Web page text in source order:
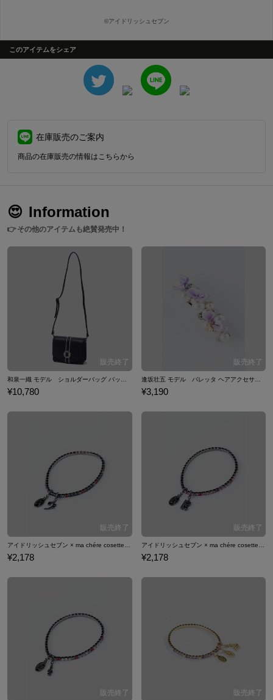
©アイドリッシュセブン
このアイテムをシェア
在庫販売のご案内
商品の在庫販売の情報はこちらから
😍 Information
👉その他のアイテムも絶賛発売中！
和泉一織 モデル ショルダーバッグ バッグ アイドリッシュセブン IDOLiSH7
¥10,780
逢坂壮五 モデル バレッタ ヘアアクセサリー アイドリッシュセブン IDOLiSH7
¥3,190
¥2,178 ¥2,178